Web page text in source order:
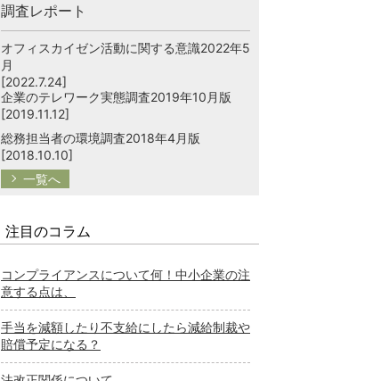
調査レポート
オフィスカイゼン活動に関する意識2022年5
月
[2022.7.24]
企業のテレワーク実態調査2019年10月版
[2019.11.12]
総務担当者の環境調査2018年4月版
[2018.10.10]
一覧へ
注目のコラム
コンプライアンスについて何！中小企業の注
意する点は、
手当を減額したり不支給にしたら減給制裁や
賠償予定になる？